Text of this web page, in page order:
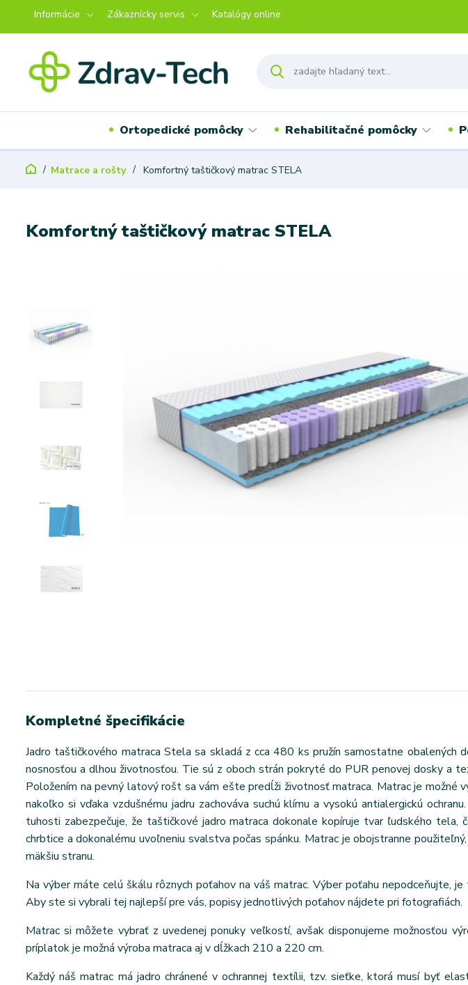
Informácie Zákaznícky servis Katalógy online
Ortopedické pomôcky Rehabilitačné pomôcky
Matrace a rošty Komfortný taštičkový matrac STELA
Komfortný taštičkový matrac STELA
Kompletné špecifikácie
Jadro taštičkového matraca Stela sa skladá z cca 480 ks pružín samostatne obalených
nosnosťou a dlhou životnosťou. Tie sú z oboch strán pokryté do PUR penovej dosky a
Položením na pevný latový rošt sa vám ešte predĺži životnosť matraca. Matrac je možné
nakoľko si vďaka vzdušnému jadru zachováva suchú klímu a vysokú antialergickú
tuhosti zabezpečuje, že taštičkové jadro matraca dokonale kopíruje tvar ľudského tela,
chrbtice a dokonalému uvoľneniu svalstva počas spánku. Matrac je obojstranne
mäkšiu stranu.
Na výber máte celú škálu rôznych poťahov na váš matrac. Výber poťahu nepodceňujte,
Aby ste si vybrali tej najlepší pre vás, popisy jednotlivých poťahov nájdete pri fotografiách.
Matrac si môžete vybrať z uvedenej ponuky veľkostí, avšak disponujeme možnosťou
príplatok je možná výroba matraca aj v dĺžkach 210 a 220 cm.
Každý náš matrac má jadro chránené v ochrannej textílii, tzv. sieťke, ktorá musí byť